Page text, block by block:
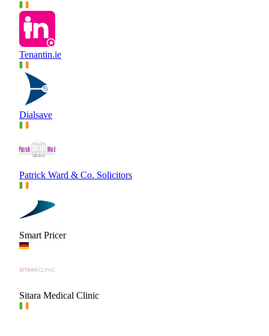
Tenantin.ie
Dialsave
Patrick Ward & Co. Solicitors
Smart Pricer
Sitara Medical Clinic